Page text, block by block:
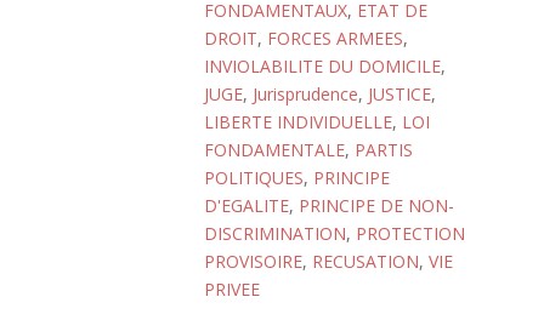
FONDAMENTAUX, ETAT DE
DROIT, FORCES ARMEES,
INVIOLABILITE DU DOMICILE,
JUGE, Jurisprudence, JUSTICE,
LIBERTE INDIVIDUELLE, LOI
FONDAMENTALE, PARTIS
POLITIQUES, PRINCIPE
D'EGALITE, PRINCIPE DE NON-
DISCRIMINATION, PROTECTION
PROVISOIRE, RECUSATION, VIE
PRIVEE